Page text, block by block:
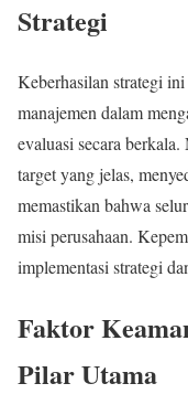
Strategi
Keberhasilan strategi
manajemen dalam
evaluasi secara
target yang jelas,
memastikan bahwa
misi perusahaan.
implementasi strategi
Faktor
Pilar Utama